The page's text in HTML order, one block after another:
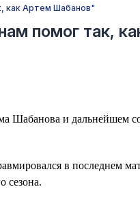
как Артем Шабанов"
помог так,
Шабанова и дальнейшем
в последнем
сезона.